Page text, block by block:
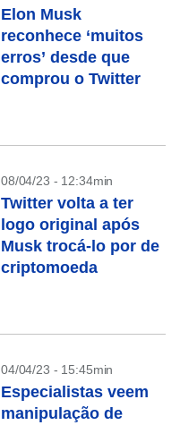
Elon Musk
reconhece ‘muitos
erros’ desde que
comprou o Twitter
08/04/23 - 12:34min
Twitter volta a ter
logo original após
Musk trocá-lo por de
criptomoeda
04/04/23 - 15:45min
Especialistas veem
manipulação de